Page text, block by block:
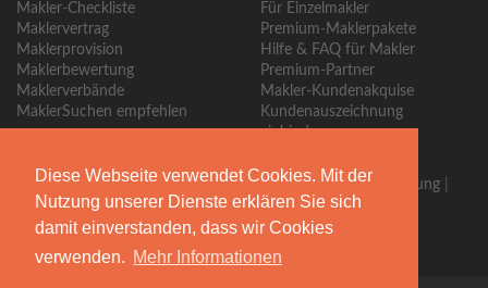
Diese Webseite verwendet Cookies. Mit der
Nutzung unserer Dienste erklären Sie sich
damit einverstanden, dass wir Cookies
verwenden. Mehr Informationen
Makler-Checkliste
Maklervertrag
Maklerprovision
Maklerbewertung
Maklerverbände
MaklerSuchen empfehlen
Für Einzelmakler
Premium-Maklerpakete
Hilfe & FAQ für Makler
Premium-Partner
Makler-Kundenakquise
Kundenauszeichnung
einbinden
Über uns|Blog|Kontakt | Partner |Presse| Qualitätssicherung
Bewertungsrichtlinien
Begleiten Sie uns